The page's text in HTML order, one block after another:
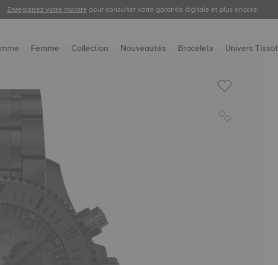
Enregistrez votre montre pour consulter votre garantie digitale et plus encore.
Femme Collection Nouveautés Bracelets Univers Tissot